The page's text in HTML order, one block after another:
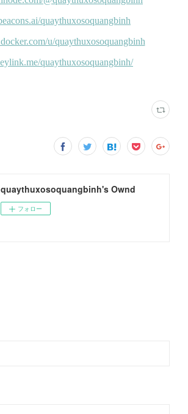
quaythuxosoquangbinh's Ownd
フォロー